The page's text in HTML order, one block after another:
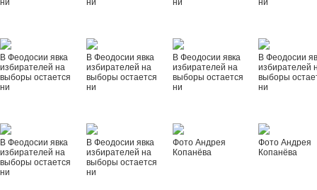
ни
ни
ни
ни
В Феодосии явка
избирателей на
выборы остается
ни
В Феодосии явка
избирателей на
выборы остается
ни
В Феодосии явка
избирателей на
выборы остается
ни
В Феодосии
избирателей
выборы
ни
В Феодосии явка
избирателей на
выборы остается
ни
В Феодосии явка
избирателей на
выборы остается
ни
Фото Андрея
Копанёва
Фото Андрея
Копанёва